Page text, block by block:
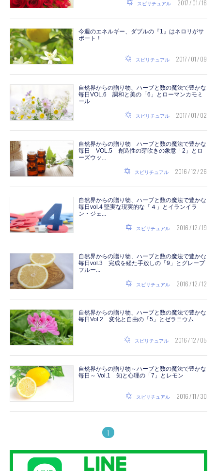
スピリチュアル 2017 / 01 / 16
今週のエネルギー、ダブルの『1』はネロリがサ
ポート！
スピリチュアル 2017 / 01 / 09
自然界からの贈り物、ハーブと数の魔法で豊かな
毎日VOL.6 調和と美の「6」とローマンカモミ
ール
スピリチュアル 2017 / 01 / 02
自然界からの贈り物 ハーブと数の魔法で豊かな
毎日 VOL.5 創造性の芽吹きの象意「2」とロ
ーズウッ...
スピリチュアル 2016 / 12 / 26
自然界からの贈り物、ハーブと数の魔法で豊かな
毎日vol.4 堅実な現実的な「４」とイランイラ
ン・ジェ...
スピリチュアル 2016 / 12 / 19
自然界からの贈り物、ハーブと数の魔法で豊かな
毎日vol.3 完成を経た手放しの「9」とグレープ
フルー...
スピリチュアル 2016 / 12 / 12
自然界からの贈り物、ハーブと数の魔法で豊かな
毎日Vol.2 変化と自由の「5」とゼラニウム
スピリチュアル 2016 / 12 / 05
自然界からの贈り物～ハーブと数の魔法で豊かな
毎日～ Vol.1 知と心理の「7」とレモン
スピリチュアル 2016 / 11 / 30
1